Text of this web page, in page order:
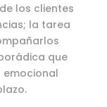
los clientes
la tarea
que
emocional